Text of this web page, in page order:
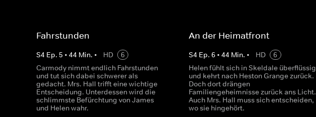
Fahrstunden
S4 Ep. 5 • 44 Min. • HD
6
Carmody nimmt endlich Fahrstunden
und tut sich dabei schwerer als
gedacht. Mrs. Hall trifft eine wichtige
Entscheidung. Unterdessen wird die
schlimmste Befürchtung von James
und Helen wahr.
An der Heimatfront
S4 Ep.6 •44 Min. • HD
6
Helen fühlt sich in Skeldale überflüssig
und kehrt nach Heston Grange zurück.
Doch dort drängen
Familiengeheimnisse zurück ans Licht.
Auch Mrs. Hall muss sich entscheiden,
wo sie hingehört.